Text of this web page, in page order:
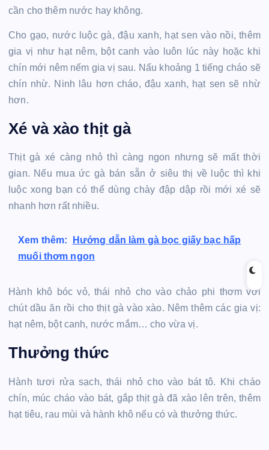
cần cho thêm nước hay không.
Cho gạo, nước luộc gà, đậu xanh, hạt sen vào nồi, thêm
gia vị như hạt nêm, bột canh vào luôn lúc này hoặc khi
chín mới nêm nếm gia vị sau. Nấu khoảng 1 tiếng cháo sẽ
chín nhừ. Ninh lâu hơn cháo, đậu xanh, hạt sen sẽ nhừ
hơn.
Xé và xào thịt gà
Thịt gà xé càng nhỏ thì càng ngon nhưng sẽ mất thời
gian. Nếu mua ức gà bán sẵn ở siêu thị về luộc thì khi
luộc xong bạn có thể dùng chày đập dập rồi mới xé sẽ
nhanh hơn rất nhiều.
Xem thêm:
Hướng dẫn làm gà bọc giấy bạc hấp
muối thơm ngon
Hành khô bóc vỏ, thái nhỏ cho vào chảo phi thơm với
chút dầu ăn rồi cho thịt gà vào xào. Nêm thêm các gia vị:
hạt nêm, bột canh, nước mắm… cho vừa vị.
Thưởng thức
Hành tươi rửa sạch, thái nhỏ cho vào bát tô. Khi cháo
chín, múc cháo vào bát, gắp thịt gà đã xào lên trên, thêm
hạt tiêu, rau mùi và hành khô nếu có và thưởng thức.